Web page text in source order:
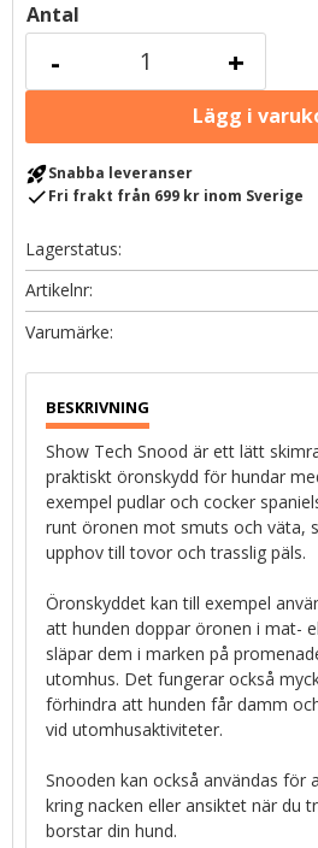
Antal
+
-
rocket_launchSnabba leveranser
checkFri frakt från 699 kr inom Sverige
Lagerstatus
Artikelnr
Show Tech Snood är ett lätt
praktiskt öronskydd för hundar
exempel pudlar och cocker
runt öronen mot smuts och väta,
upphov till tovor och trasslig päls.
Öronskyddet kan till exempel
att hunden doppar öronen i mat-
släpar dem i marken på
utomhus. Det fungerar också
förhindra att hunden får damm
vid utomhusaktiviteter.
Snooden kan också användas
kring nacken eller ansiktet när du
borstar din hund.